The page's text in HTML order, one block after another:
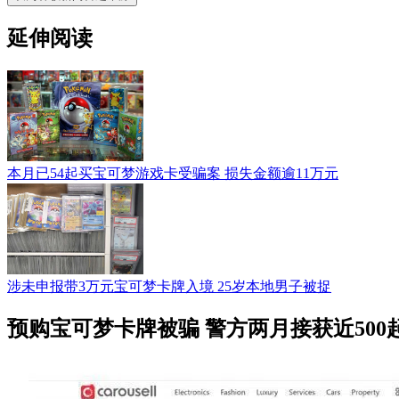
延伸阅读
本月已54起买宝可梦游戏卡受骗案 损失金额逾11万元
涉未申报带3万元宝可梦卡牌入境 25岁本地男子被捉
预购宝可梦卡牌被骗 警方两月接获近500